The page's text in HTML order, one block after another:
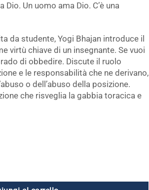
Un uomo ama Dio. C’è una
da studente, Yogi Bhajan introduce il
virtù chiave di un insegnante. Se vuoi
di obbedire. Discute il ruolo
e le responsabilità che ne derivano,
o dell’abuso della posizione.
che risveglia la gabbia toracica e
- Set di 8 volumi quantità